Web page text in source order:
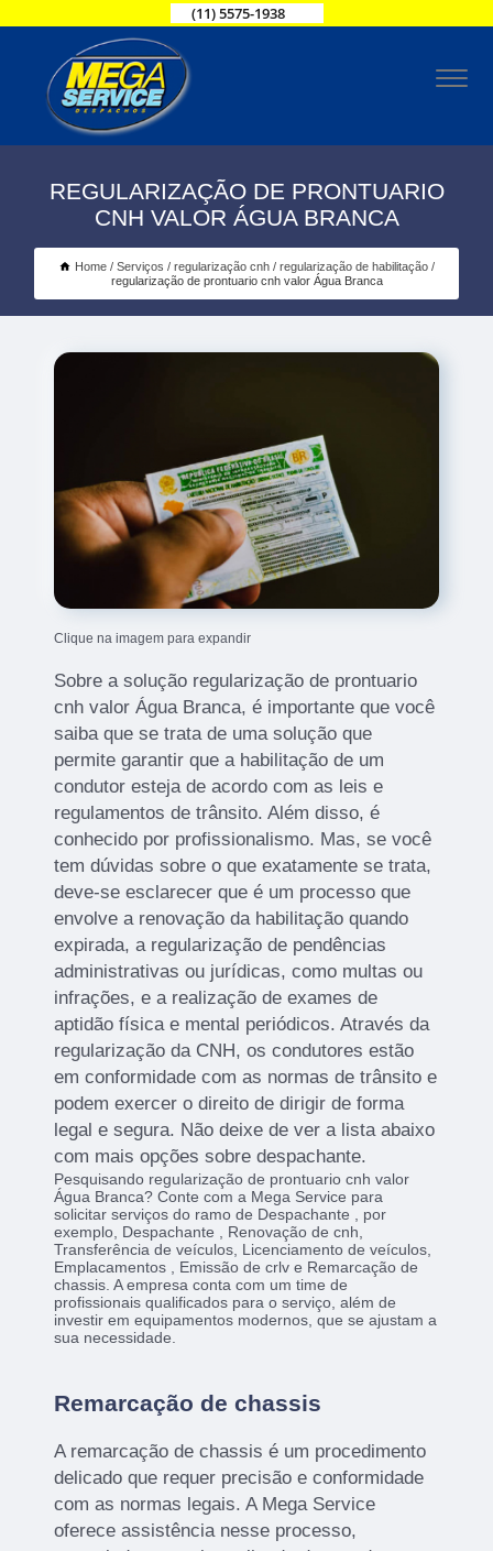
(11) 5575-1938
REGULARIZAÇÃO DE PRONTUARIO
CNH VALOR ÁGUA BRANCA
Home Serviços regularização cnh
regularização de habilitação
regularização de prontuario cnh valor Água Branca
Clique na imagem para expandir
Sobre a solução regularização de prontuario
cnh valor Água Branca, é importante que você
saiba que se trata de uma solução que
permite garantir que a habilitação de um
condutor esteja de acordo com as leis e
regulamentos de trânsito. Além disso, é
conhecido por profissionalismo. Mas, se você
tem dúvidas sobre o que exatamente se trata,
deve-se esclarecer que é um processo que
envolve a renovação da habilitação quando
expirada, a regularização de pendências
administrativas ou jurídicas, como multas ou
infrações, e a realização de exames de
aptidão física e mental periódicos. Através da
regularização da CNH, os condutores estão
em conformidade com as normas de trânsito e
podem exercer o direito de dirigir de forma
legal e segura. Não deixe de ver a lista abaixo
com mais opções sobre despachante.
Pesquisando regularização de prontuario cnh valor
Água Branca? Conte com a Mega Service para
solicitar serviços do ramo de Despachante , por
exemplo, Despachante , Renovação de cnh,
Transferência de veículos, Licenciamento de veículos,
Emplacamentos , Emissão de crlv e Remarcação de
chassis. A empresa conta com um time de
profissionais qualificados para o serviço, além de
investir em equipamentos modernos, que se ajustam a
sua necessidade.
Remarcação de chassis
A remarcação de chassis é um procedimento
delicado que requer precisão e conformidade
com as normas legais. A Mega Service
oferece assistência nesse processo,